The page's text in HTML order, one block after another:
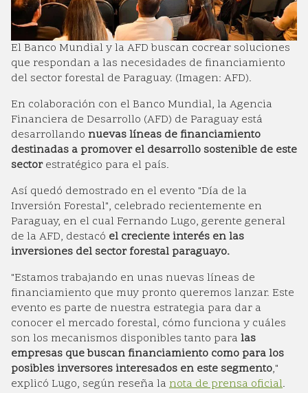
El Banco Mundial y la AFD buscan cocrear soluciones
que respondan a las necesidades de financiamiento
del sector forestal de Paraguay. (Imagen: AFD).
En colaboración con el Banco Mundial, la Agencia
Financiera de Desarrollo (AFD) de Paraguay está
desarrollando nuevas líneas de financiamiento
destinadas a promover el desarrollo sostenible de este
sectorestratégico para el país.
Así quedó demostrado en el evento "Día de la
Inversión Forestal", celebrado recientemente en
Paraguay, en el cual Fernando Lugo, gerente general
de la AFD, destacó el creciente interés en las
inversiones del sector forestal paraguayo.
"Estamos trabajando en unas nuevas líneas de
financiamiento que muy pronto queremos lanzar. Este
evento es parte de nuestra estrategia para dar a
conocer el mercado forestal, cómo funciona y cuáles
son los mecanismos disponibles tanto para las
empresas que buscan financiamiento como para los
posibles inversores interesados en este segmento,"
explicó Lugo, según reseña la nota de prensa oficial.